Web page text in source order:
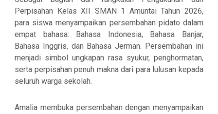
Perpisahan Kelas XII SMAN 1 Amuntai Tahun 2026,
para siswa menyampaikan persembahan pidato dalam
empat bahasa:
Bahasa Indonesia, Bahasa Banjar,
Bahasa Inggris, dan Bahasa Jerman. Persembahan ini
menjadi simbol ungkapan rasa syukur, penghormatan,
serta perpisahan penuh makna dari para lulusan kepada
seluruh warga sekolah.
Amalia membuka persembahan dengan menyampaikan